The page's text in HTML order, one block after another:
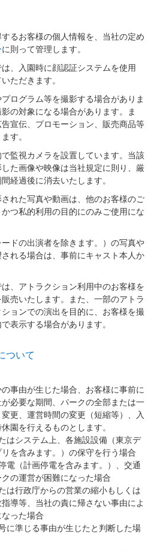
るお客様の個人情報を、当社の定め
に則って管理します。
、入園時に顔認証システムを使用
ただきます。
ログラム等を撮影する場合がありま
の対象になる場合があります。ま
宣伝、プロモーション、販売商品等
す。
監視カメラを設置しています。当該
た画像や映像は当社規定に則り、厳
経過後に消去いたします。
れた写真や動画は、他のお客様のご
つ私的利用の目的にのみご使用にな
ドの出演者を除きます。）の写真や
れる場合は、事前にキャスト本人か
、アトラクション利用中のお客様を
売いたします。また、一部のアトラ
ョンでの演出を目的に、お客様を撮
表示する場合があります。
ついて
事由が生じた場合、お客様に事前に
必要な期間、パークの全部または一
更、運営時間の変更（短縮等）、入
園を行えるものとします。
はシステム上、各施設設備（東京デ
を含みます。）の保守を行う場合
電（計画停電を含みます。）、交通
の運営が困難になった場合
は行政庁からの営業の縮小もしくは
導等、当社の責に帰さない事由によ
った場合
に準じる事由が生じたと判断した場